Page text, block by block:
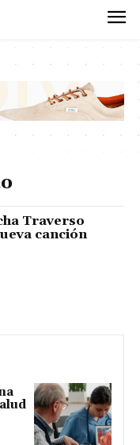
Traverso
canción